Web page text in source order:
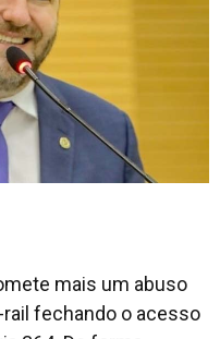
mais um abuso
fechando o acesso